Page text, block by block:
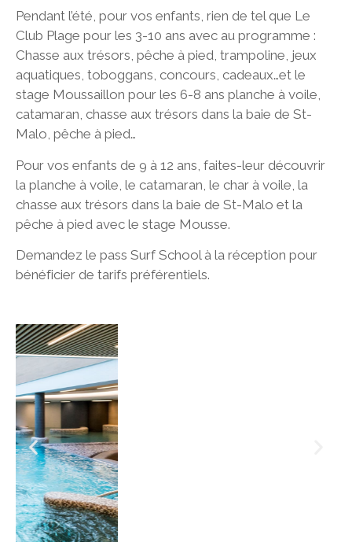
Pendant l’été, pour vos enfants, rien de tel que Le
Club Plage pour les 3-10 ans avec au programme :
Chasse aux trésors, pêche à pied, trampoline, jeux
aquatiques, toboggans, concours, cadeaux…et le
stage Moussaillon pour les 6-8 ans planche à voile,
catamaran, chasse aux trésors dans la baie de St-
Malo, pêche à pied…
Pour vos enfants de 9 à 12 ans, faites-leur découvrir
la planche à voile, le catamaran, le char à voile, la
chasse aux trésors dans la baie de St-Malo et la
pêche à pied avec le stage Mousse.
Demandez le pass Surf School à la réception pour
bénéficier de tarifs préférentiels.